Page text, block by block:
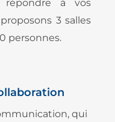
à vos
3 salles
personnes.
qui